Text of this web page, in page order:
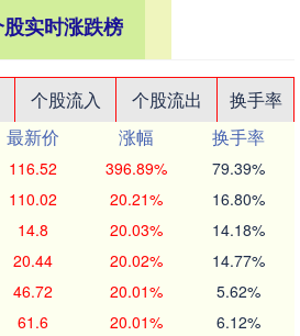
实时涨跌榜
个股流入 个股流出
换手率
最新价 涨幅
换手率
116.52 396.89% 79.39%
110.02 20.21% 16.80%
14.8 20.03% 14.18%
20.44 20.02% 14.77%
46.72 20.01% 5.62%
61.6 20.01% 6.12%